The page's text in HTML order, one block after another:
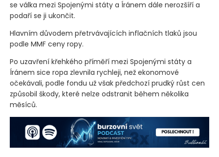
se válka mezi Spojenými státy a Íránem dále nerozšíří a
podaří se ji ukončit.
Hlavním důvodem přetrvávajících inflačních tlaků jsou
podle MMF ceny ropy.
Po uzavření křehkého příměří mezi Spojenými státy a
Íránem sice ropa zlevnila rychleji, než ekonomové
očekávali, podle fondu už však předchozí prudký růst cen
způsobil škody, které nelze odstranit během několika
měsíců.